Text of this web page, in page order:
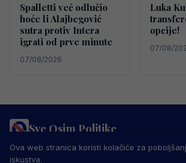
Spalletti već odlučio
hoće li Alajbegović
sutra protiv Intera
igrati od prve minute
07/08/2026
Luka
opcije!
07/08/
Sve Osim Politike
PRAVILA PRIVATNOSTI MARKETING
USLOVI
IMPRESSUM
Ova web stranica koristi kolačiće za
iskustva.